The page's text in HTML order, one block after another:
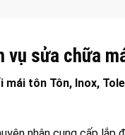
vụ sửa chữa
mái tôn Tôn, Inox,